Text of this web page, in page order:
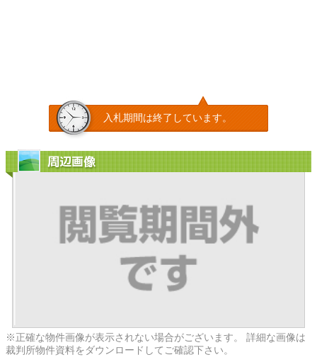
入札期間は終了しています。
周辺画像
※正確な物件画像が表示されない場合がございます。 詳細な画像は
裁判所物件資料をダウンロードしてご確認下さい。